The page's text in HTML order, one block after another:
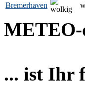
Bremerhaven
... ist Ihr